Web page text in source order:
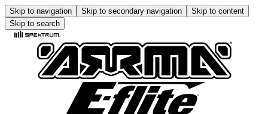
Skip to navigation Skip to secondary navigation
Skip to content
Skip to search